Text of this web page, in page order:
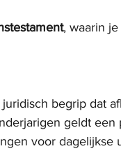
, waarin
begrip dat
geldt
voor dagelijkse